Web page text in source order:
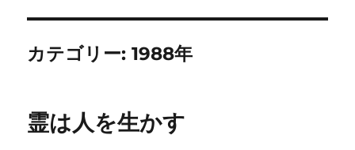
カテゴリー:1988年
霊は人を生かす